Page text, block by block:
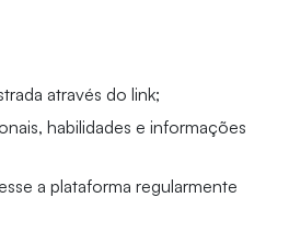
através do link;
habilidades e informações
a plataforma regularmente